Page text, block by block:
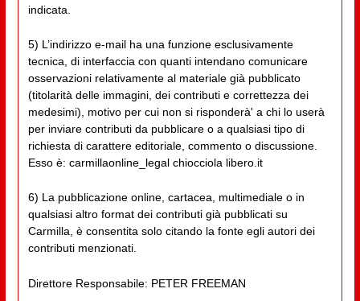
indicata.
5) L’indirizzo e-mail ha una funzione esclusivamente
tecnica, di interfaccia con quanti intendano comunicare
osservazioni relativamente al materiale già pubblicato
(titolarità delle immagini, dei contributi e correttezza dei
medesimi), motivo per cui non si risponderà' a chi lo userà
per inviare contributi da pubblicare o a qualsiasi tipo di
richiesta di carattere editoriale, commento o discussione.
Esso è: carmillaonline_legal chiocciola libero.it
6) La pubblicazione online, cartacea, multimediale o in
qualsiasi altro format dei contributi già pubblicati su
Carmilla, è consentita solo citando la fonte egli autori dei
contributi menzionati.
Direttore Responsabile: PETER FREEMAN